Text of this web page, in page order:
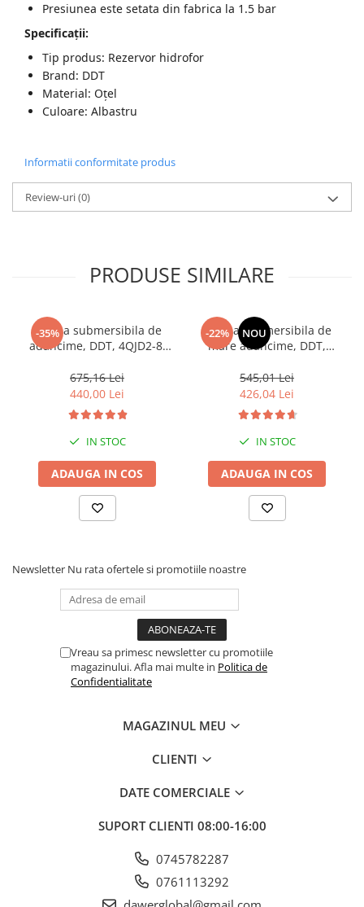
Presiunea este setata din fabrica la 1.5 bar
Specificaţii:
Tip produs: Rezervor hidrofor
Brand: DDT
Material: Oțel
Culoare: Albastru
Informatii conformitate produs
Review-uri(0)
PRODUSE SIMILARE
-35%
Pompa submersibila de
adancime, DDT, 4QJD2-8,
25 metri cablu
675,16 Lei
440,00 Lei
IN STOC
ADAUGA IN COS
-22% NOU
Pompa submersibila de
mare adancime, DDT,
turbine
545,01 Lei
426,04 Lei
IN STOC
ADAUGA IN COS
Newsletter Nu rata ofertele si promotiile noastre
Vreau sa primesc newsletter cu promotiile
magazinului. Afla mai multe in Politica de
Confidentialitate
MAGAZINUL MEU
CLIENTI
DATE COMERCIALE
SUPORT CLIENTI 08:00-16:00
0745782287
0761113292